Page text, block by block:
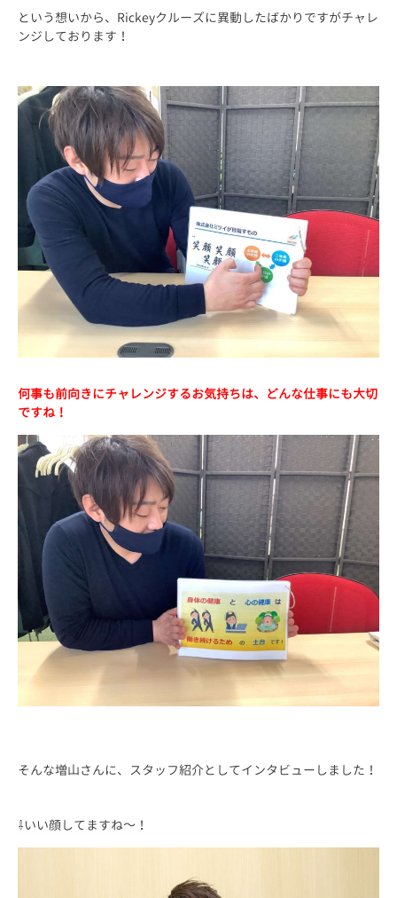
という想いから、Rickeyクルーズに異動したばかりですがチャレ
ンジしております！
何事も前向きにチャレンジするお気持ちは、どんな仕事にも大切
ですね！
そんな増山さんに、スタッフ紹介としてインタビューしました！
⇩いい顔してますね～！